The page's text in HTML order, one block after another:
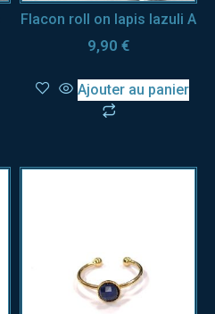
Flacon roll on lapis lazuli A
9,90 €
Ajouter au panier